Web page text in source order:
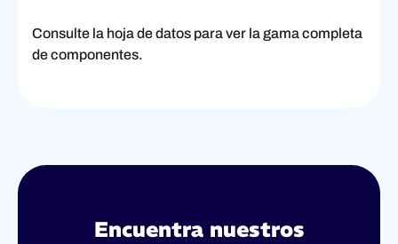
Consulte la hoja de datos para ver la gama completa
de componentes.
Encuentra nuestros